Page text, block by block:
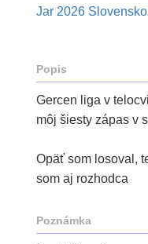
Jar 2026 Slovensko
Popis
Gercen liga v
môj šiesty zápas v
Opäť som losoval,
som aj rozhodca
Poznámka